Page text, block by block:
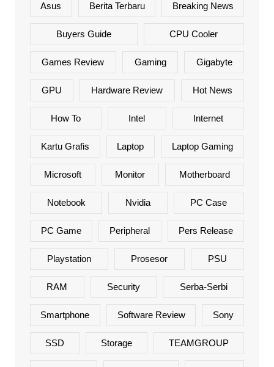
Asus Berita Terbaru Breaking News
Buyers Guide CPU Cooler
Games Review Gaming Gigabyte
GPU Hardware Review Hot News
How To Intel Internet
Kartu Grafis Laptop Laptop Gaming
Microsoft Monitor Motherboard
Notebook Nvidia PC Case
PC Game Peripheral Pers Release
Playstation Prosesor PSU
RAM Security Serba-Serbi
Smartphone Software Review Sony
SSD Storage TEAMGROUP